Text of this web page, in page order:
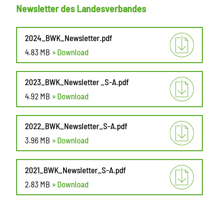
Newsletter des Landesverbandes
2024_BWK_Newsletter.pdf
4.83 MB » Download
2023_BWK_Newsletter _S-A.pdf
4.92 MB » Download
2022_BWK_Newsletter_S-A.pdf
3.96 MB » Download
2021_BWK_Newsletter_S-A.pdf
2.83 MB » Download